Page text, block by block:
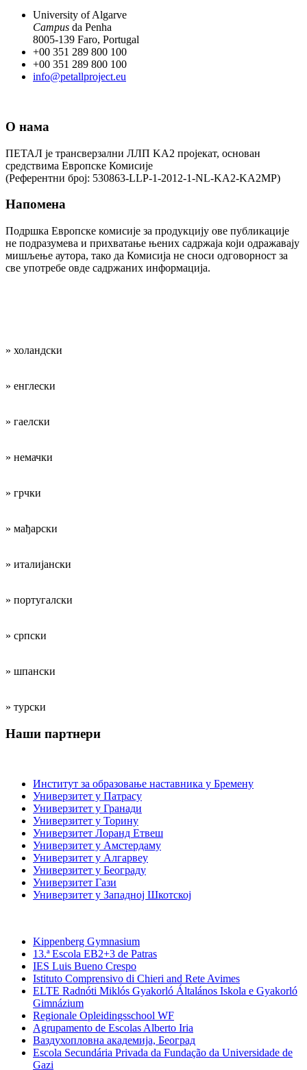
University of Algarve
Campus da Penha
8005-139 Faro, Portugal
+00 351 289 800 100
+00 351 289 800 100
info@petallproject.eu
О нама
ПЕТАЛ је трансверзални ЛЛП KA2 пројекат, основан
средствима Европске Комисије
(Референтни број: 530863-LLP-1-2012-1-NL-KA2-KA2MP)
Напомена
Подршка Европске комисије за продукцију ове публикације
не подразумева и прихватање њених садржаја који одражавају
мишљење аутора, тако да Комисија не сноси одговорност за
све употребе овде садржаних информација.
» холандски
» енглески
» гаелски
» немачки
» грчки
» мађарски
» италијански
» португалски
» српски
» шпански
» турски
Наши партнери
Институт за образовање наставника у Бремену
Универзитет у Патрасу
Универзитет у Гранади
Универзитет у Торину
Универзитет Лоранд Етвеш
Универзитет у Амстердаму
Универзитет у Алгарвеу
Универзитет у Београду
Универзитет Гази
Универзитет у Западној Шкотској
Kippenberg Gymnasium
13.ª Escola EB2+3 de Patras
IES Luis Bueno Crespo
Istituto Comprensivo di Chieri and Rete Avimes
ELTE Radnóti Miklós Gyakorló Általános Iskola e Gyakorló
Gimnázium
Regionale Opleidingsschool WF
Agrupamento de Escolas Alberto Iria
Ваздухопловна академија, Београд
Escola Secundária Privada da Fundação da Universidade de
Gazi